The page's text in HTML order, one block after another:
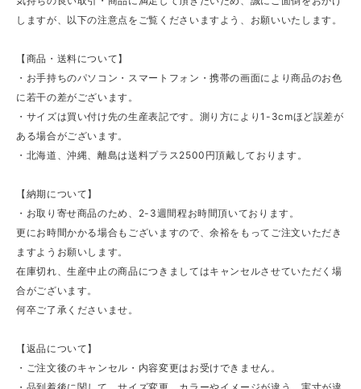
しますが、以下の注意点をご覧くださいますよう、お願いいたします。
【商品・送料について】
・お手持ちのパソコン・スマートフォン・携帯の画面により商品のお色
に若干の差がございます。
・サイズは買い付け先の生産表記です。測り方により1-3cmほど誤差が
ある場合がございます。
・北海道、沖縄、離島は送料プラス2500円頂戴しております。
【納期について】
・お取り寄せ商品のため、2-3週間程お時間頂いております。
更にお時間かかる場合もございますので、余裕をもってご注文いただき
ますようお願いします。
在庫切れ、生産中止の商品につきましてはキャンセルさせていただく場
合がございます。
何卒ご了承くださいませ。
【返品について】
・ご注文後のキャンセル・内容変更はお受けできません。